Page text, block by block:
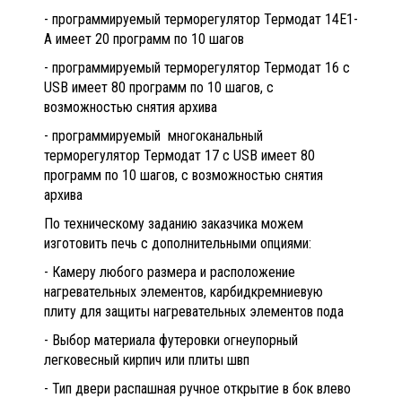
- программируемый терморегулятор Термодат 14Е1-
А имеет 20 программ по 10 шагов
- программируемый терморегулятор Термодат 16 с
USB имеет 80 программ по 10 шагов, с
возможностью снятия архива
- программируемый многоканальный
терморегулятор Термодат 17 с USB имеет 80
программ по 10 шагов, с возможностью снятия
архива
По техническому заданию заказчика можем
изготовить печь с дополнительными опциями:
- Камеру любого размера и расположение
нагревательных элементов, карбидкремниевую
плиту для защиты нагревательных элементов пода
- Выбор материала футеровки огнеупорный
легковесный кирпич или плиты швп
- Тип двери распашная ручное открытие в бок влево